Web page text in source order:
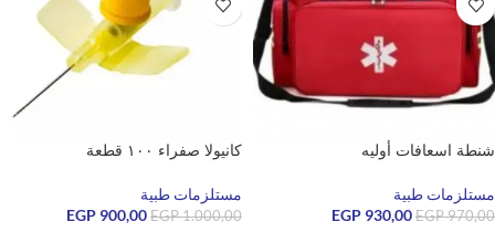
شنطة اسعافات أوليه
مستلزمات طبية
EGP970,00
EGP 930,00
كانيولا صفراء ١٠٠ قطعة
مستلزمات طبية
EGP1.000,00
EGP 900,00